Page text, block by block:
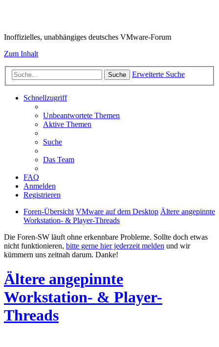
Inoffizielles, unabhängiges deutsches VMware-Forum
Zum Inhalt
Suche Erweiterte Suche
Schnellzugriff
Unbeantwortete Themen
Aktive Themen
Suche
Das Team
FAQ
Anmelden
Registrieren
Foren-Übersicht VMware auf dem Desktop Ältere angepinnte
Workstation- & Player-Threads
Die Foren-SW läuft ohne erkennbare Probleme. Sollte doch etwas
nicht funktionieren, bitte gerne hier jederzeit melden und wir
kümmern uns zeitnah darum. Danke!
Ältere angepinnte
Workstation- & Player-
Threads